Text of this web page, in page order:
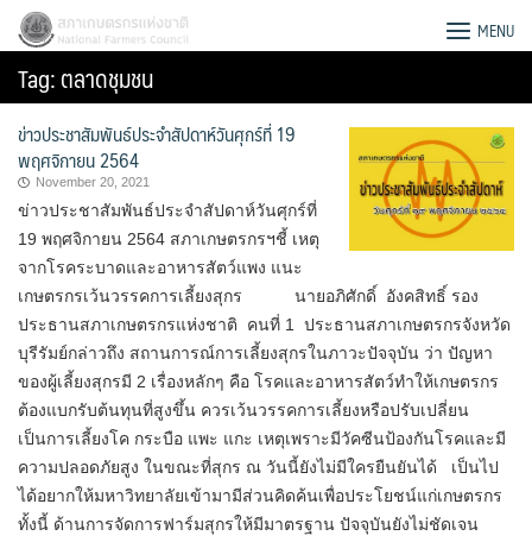
Skip
content
Search
for:
สภาเกษตรกรแห่งชาติ MENU
Tag:ตลาดชุมชน
ข่าวประชาสัมพันธ์ประจำสัปดาห์วันศุกร์ที่ 19
พฤศจิกายน 2564
November 20, 2021
ข่าวประชาสัมพันธ์ประจำสัปดาห์วันศุกร์ที่
19 พฤศจิกายน 2564 สภาเกษตรกรฯชี้ เหตุ
จากโรคระบาดและอาหารสัตว์แพง แนะ
เกษตรกรเว้นวรรคการเลี้ยงสุกร นายอภิศักดิ์ อังคสิทธิ์ รอง
ประธานสภาเกษตรกรแห่งชาติ คนที่ 1 ประธานสภาเกษตรกรจังหวัด
บุรีรัมย์กล่าวถึง สถานการณ์การเลี้ยงสุกรในภาวะปัจจุบัน ว่า ปัญหา
ของผู้เลี้ยงสุกรมี 2 เรื่องหลักๆ คือ โรคและอาหารสัตว์ทำให้เกษตรกร
ต้องแบกรับต้นทุนที่สูงขึ้น ควรเว้นวรรคการเลี้ยงหรือปรับเปลี่ยน
เป็นการเลี้ยงโค กระบือ แพะ แกะ เหตุเพราะมีวัคซีนป้องกันโรคและมี
ความปลอดภัยสูง ในขณะที่สุกร ณ วันนี้ยังไม่มีใครยืนยันได้ เป็นไป
ได้อยากให้มหาวิทยาลัยเข้ามามีส่วนคิดค้นเพื่อประโยชน์แก่เกษตรกร
ทั้งนี้ ด้านการจัดการฟาร์มสุกรให้มีมาตรฐาน ปัจจุบันยังไม่ชัดเจน